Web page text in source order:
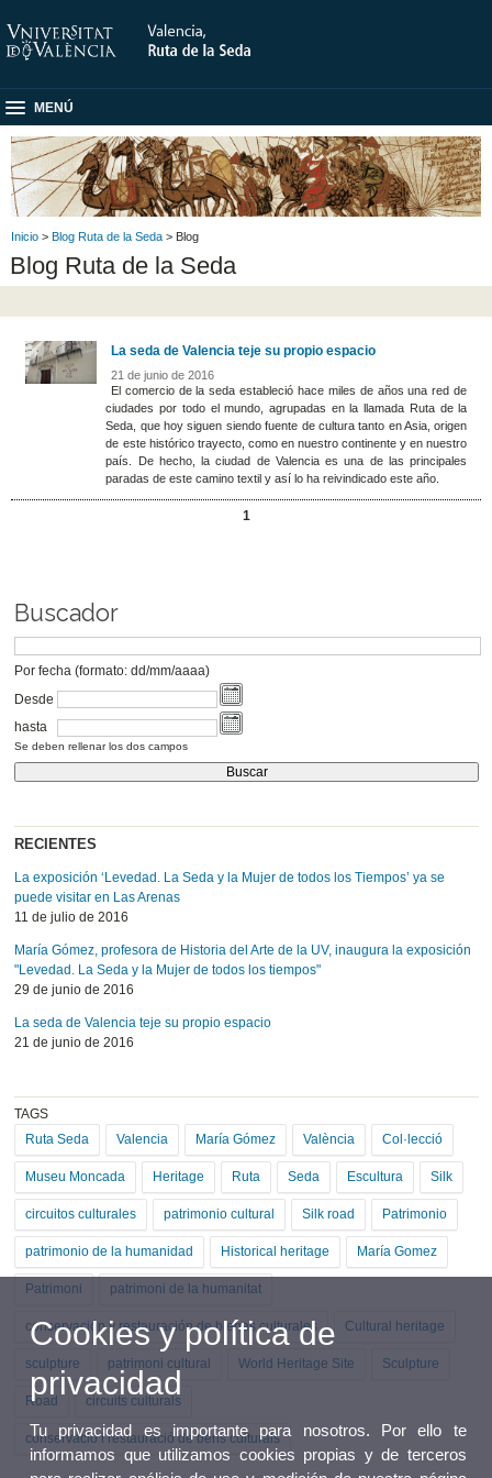
MENÚ
Inicio > Blog Ruta de la Seda > Blog
Blog Ruta de la Seda
La seda de Valencia teje su propio espacio
21 de junio de 2016
El comercio de la seda estableció hace miles de años una red de
ciudades por todo el mundo, agrupadas en la llamada Ruta de la
Seda, que hoy siguen siendo fuente de cultura tanto en Asia, origen
de este histórico trayecto, como en nuestro continente y en nuestro
país. De hecho, la ciudad de Valencia es una de las principales
paradas de este camino textil y así lo ha reivindicado este año.
1
Buscador
Por fecha (formato: dd/mm/aaaa)
Desde
hasta
Se deben rellenar los dos campos
RECIENTES
La exposición ‘Levedad. La Seda y la Mujer de todos los Tiempos’ ya se
puede visitar en Las Arenas
11 de julio de 2016
María Gómez, profesora de Historia del Arte de la UV, inaugura la exposición
"Levedad. La Seda y la Mujer de todos los tiempos"
29 de junio de 2016
La seda de Valencia teje su propio espacio
21 de junio de 2016
TAGS
Ruta Seda
Valencia María Gómez València Col·lecció
Museu Moncada Heritage Ruta Seda Escultura Silk
circuitos culturales patrimonio cultural Silk road Patrimonio
patrimonio de la humanidad Historical heritage María Gomez
Patrimoni patrimoni de la humanitat
conservación y restauración de bienes culturales Cultural heritage
sculpture patrimoni cultural World Heritage Site Sculpture
Road circuits culturals
conservació i restauració de béns culturals
Cookies y política de
privacidad
Tu privacidad es importante para nosotros. Por ello te
informamos que utilizamos cookies propias y de terceros